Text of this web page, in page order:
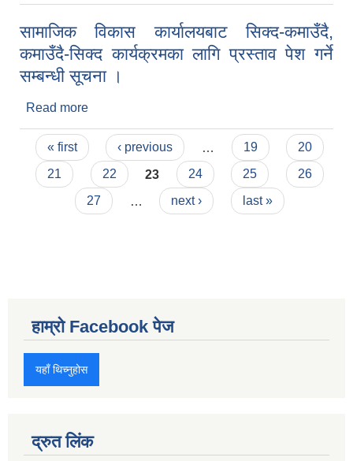
सामाजिक विकास कार्यालयबाट सिक्द-कमाउँदै,
कमाउँदै-सिक्द कार्यक्रमका लागि प्रस्ताव पेश गर्ने
सम्बन्धी सूचना ।
Read more
सूचना ।
Pages
« first ‹ previous 19
20
21
22 23 24 25
26
27
next › last »
हाम्रो Facebook पेज
यहाँ थिच्नुहोस
द्रुत लिंक